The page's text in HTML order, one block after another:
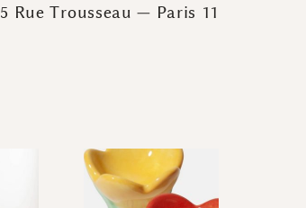
5 Rue Trousseau — Paris 11